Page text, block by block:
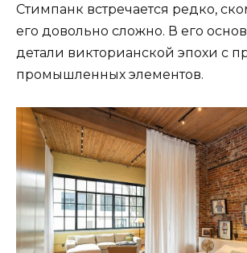
Стимпанк встречается редко,
его довольно сложно. В его
детали викторианской эпохи с
промышленных элементов.